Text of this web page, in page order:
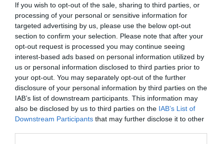
If you wish to opt-out of the sale, sharing to third parties, or
processing of your personal or sensitive information for
targeted advertising by us, please use the below opt-out
section to confirm your selection. Please note that after your
opt-out request is processed you may continue seeing
interest-based ads based on personal information utilized by
us or personal information disclosed to third parties prior to
your opt-out. You may separately opt-out of the further
disclosure of your personal information by third parties on the
IAB’s list of downstream participants. This information may
also be disclosed by us to third parties on the IAB’s List of
Downstream Participants that may further disclose it to other
εισόδημα μικρότερο από το ατομικό
αφορολόγητο όριο μισθωτών-συνταξιούχων.
(υποπαρ.ΙΑ.1 Ν.4093/12) (ΚΥΑ
44137/613/18.12.2013 (ΦΕΚ 3253/20.12.2013
τεύχος Β’)
7. Για την απόδειξη της ιδιότητας ατόμου ή
οικογένειας που διαβιούν σε συνθήκες ακραίας
φτώχειας (δικαιούχοι του πρώτου Κεφαλαίου
του ν. 4320/2015 (Α’ 29) θα χρησιμοποιηθούν τα
εισοδηματικά και περιουσιακά στοιχεία που
καθορίστηκαν με την ΚΥΑ οικ.494/07.04.2015
(ΦΕΚ 577/09.04.2015 τεύχος Β’) και